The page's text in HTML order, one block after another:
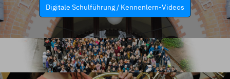
Digitale Schulführung / Kennenlern-Videos